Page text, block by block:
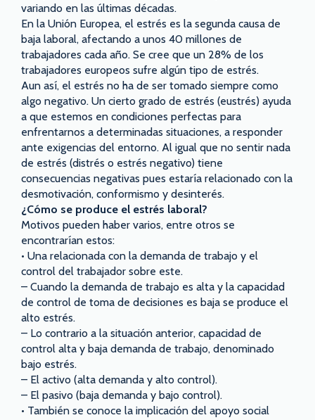
variando en las últimas décadas.
En la Unión Europea, el estrés es la segunda causa de
baja laboral, afectando a unos 40 millones de
trabajadores cada año. Se cree que un 28% de los
trabajadores europeos sufre algún tipo de estrés.
Aun así, el estrés no ha de ser tomado siempre como
algo negativo. Un cierto grado de estrés (eustrés) ayuda
a que estemos en condiciones perfectas para
enfrentarnos a determinadas situaciones, a responder
ante exigencias del entorno. Al igual que no sentir nada
de estrés (distrés o estrés negativo) tiene
consecuencias negativas pues estaría relacionado con la
desmotivación, conformismo y desinterés.
¿Cómo se produce el estrés laboral?
Motivos pueden haber varios, entre otros se
encontrarían estos:
• Una relacionada con la demanda de trabajo y el
control del trabajador sobre este.
– Cuando la demanda de trabajo es alta y la capacidad
de control de toma de decisiones es baja se produce el
alto estrés.
– Lo contrario a la situación anterior, capacidad de
control alta y baja demanda de trabajo, denominado
bajo estrés.
– El activo (alta demanda y alto control).
– El pasivo (baja demanda y bajo control).
• También se conoce la implicación del apoyo social